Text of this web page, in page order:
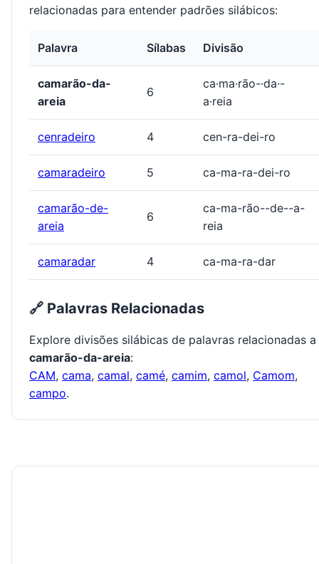
relacionadas para entender padrões silábicos:
Palavra Sílabas Divisão
camarão-da-
areia
6
ca·ma·rão-·da·-
a·reia
cenradeiro 4 cen-ra-dei-ro
camaradeiro 5 ca-ma-ra-dei-ro
camarão-de-
areia
6
ca-ma-rão--de--a-
reia
camaradar 4 ca-ma-ra-dar
🔗 Palavras Relacionadas
Explore divisões silábicas de palavras relacionadas a
camarão-da-areia:
CAM, cama, camal, camé, camim, camol, Camom,
campo.